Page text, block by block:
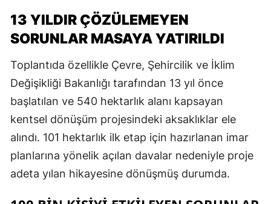
13 YILDIR ÇÖZÜLEMEYEN
SORUNLAR MASAYA YATIRILDI
Toplantıda özellikle Çevre, Şehircilik ve İklim
Değişikliği Bakanlığı tarafından 13 yıl önce
başlatılan ve 540 hektarlık alanı kapsayan
kentsel dönüşüm projesindeki aksaklıklar ele
alındı. 101 hektarlık ilk etap için hazırlanan imar
planlarına yönelik açılan davalar nedeniyle proje
adeta yılan hikayesine dönüşmüş durumda.